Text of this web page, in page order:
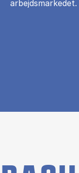
arbejdsmarkedet.